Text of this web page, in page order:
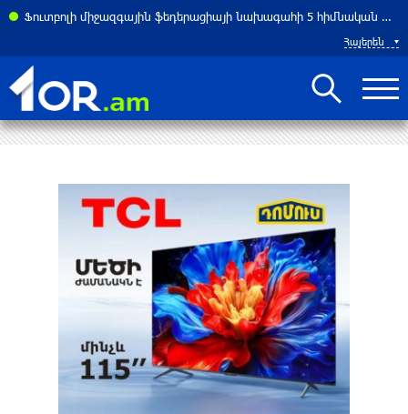
Ֆուտբոլի միջազգային ֆեդերացիայի նախագահի 5 հիմնական թեկնածուները
Հայերեն